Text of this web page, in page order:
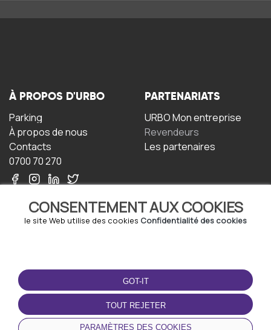
CONSENTEMENT AUX COOKIES
le site Web utilise des cookies Confidentialité des cookies
GOT-IT
TOUT REJETER
PARAMÈTRES DES COOKIES
À PROPOS D'URBO
Parking
À propos de nous
Contacts
0700 70 270
PARTENARIATS
URBO Mon entreprise
Revendeurs
Les partenaires
TERMS-OF-USE
Termes et conditions
Politique de confidentialité
Politique relative aux
cookies
TÉLÉCHARGEZ
L'APPLICATION